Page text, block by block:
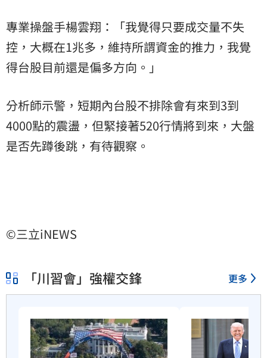
專業操盤手楊雲翔：「我覺得只要成交量不失
控，大概在1兆多，維持所謂資金的推力，我覺
得台股目前還是偏多方向。」
分析師示警，短期內台股不排除會有來到3到
4000點的震盪，但緊接著520行情將到來，大盤
是否先蹲後跳，有待觀察。
©三立iNEWS
「川習會」強權交鋒 更多